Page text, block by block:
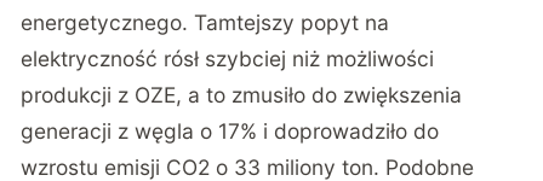
energetycznego. Tamtejszy popyt na
elektryczność rósł szybciej niż możliwości
produkcji z OZE, a to zmusiło do zwiększenia
generacji z węgla o 17% i doprowadziło do
wzrostu emisji CO2 o 33 miliony ton. Podobne